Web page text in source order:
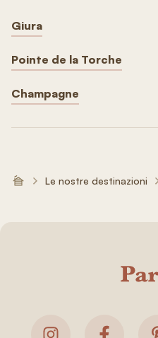
Giura
Pointe de la Torche
Champagne
Le nostre destinazioni